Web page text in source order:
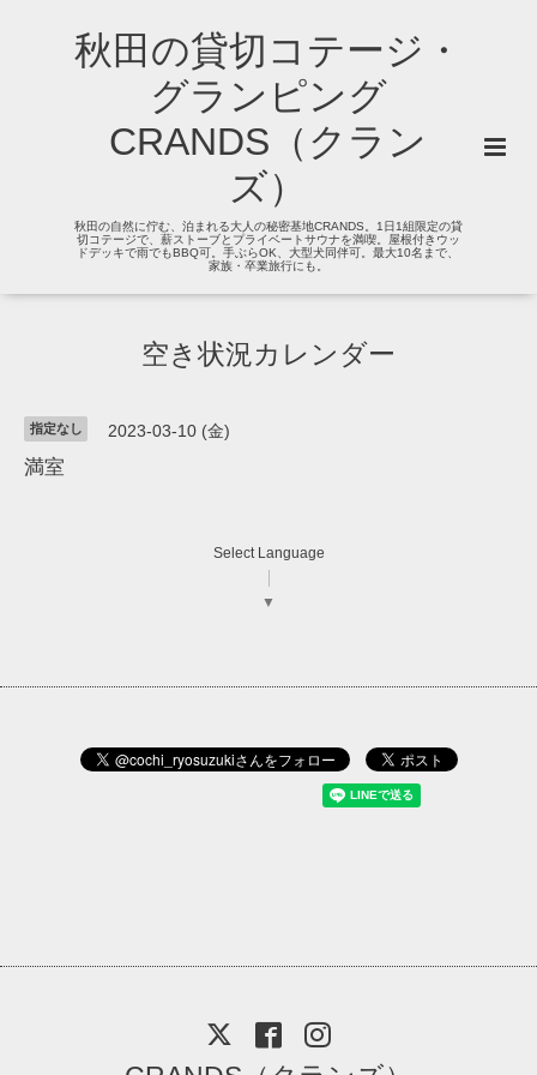
秋田の貸切コテージ・
グランピング
CRANDS（クラン
ズ）
秋田の自然に佇む、泊まれる大人の秘密基地CRANDS。1日1組限定の貸
切コテージで、薪ストーブとプライベートサウナを満喫。屋根付きウッ
ドデッキで雨でもBBQ可。手ぶらOK、大型犬同伴可。最大10名まで、
家族・卒業旅行にも。
空き状況カレンダー
指定なし 2023-03-10 (金)
満室
Select Language
▼